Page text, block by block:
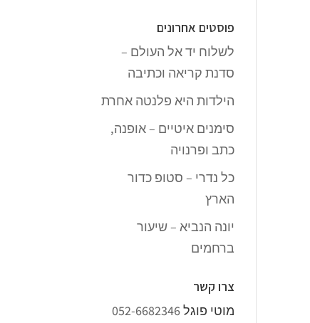
פוסטים אחרונים
לשלוח יד אל העולם –
סדנת קריאה וכתיבה
הילדות היא פלנטה אחרת
סימנים איטיים – אופנה,
כתב ופרנויה
כל נדרי – סטופ כדור
הארץ
יונה הנביא – שיעור
ברחמים
צרו קשר
מוטי פוגל052-6682346